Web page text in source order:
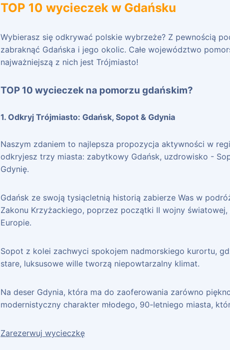
TOP 10 wycieczek w Gdańsku
Wybierasz się odkrywać polskie wybrzeże? Z pewnością
zabraknąć Gdańska i jego okolic. Całe województwo
najważniejszą z nich jest Trójmiasto!
TOP 10 wycieczek na pomorzu gdańskim?
1. Odkryj Trójmiasto: Gdańsk, Sopot & Gdynia
Naszym zdaniem to najlepsza propozycja aktywności w
odkryjesz trzy miasta: zabytkowy Gdańsk, uzdrowisko -
Gdynię.
Gdańsk ze swoją tysiącletnią historią zabierze Was w
Zakonu Krzyżackiego, poprzez początki II wojny
Europie.
Sopot z kolei zachwyci spokojem nadmorskiego kurortu,
stare, luksusowe wille tworzą niepowtarzalny klimat.
Na deser Gdynia, która ma do zaoferowania zarówno
modernistyczny charakter młodego, 90-letniego miasta,
Zarezerwuj wycieczkę